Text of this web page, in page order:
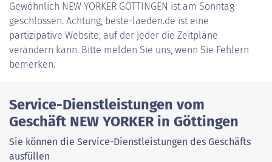
Gewöhnlich NEW YORKER GÖTTINGEN ist am Sonntag
geschlossen. Achtung, beste-laeden.de ist eine
partizipative Website, auf der jeder die Zeitpläne
verändern kann. Bitte melden Sie uns, wenn Sie Fehlern
bemerken.
Service-Dienstleistungen vom
Geschäft NEW YORKER in Göttingen
Sie können die Service-Dienstleistungen des Geschäfts
ausfüllen